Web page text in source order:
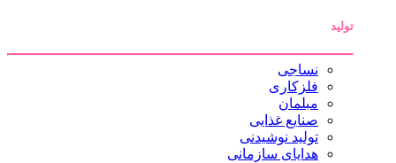
تولید
نساجی
فلزکاری
مبلمان
صنایع غذایی
تولید نوشیدنی
هدایای سازمانی